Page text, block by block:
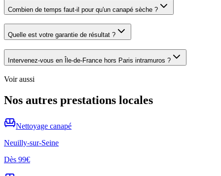
Combien de temps faut-il pour qu'un canapé sèche ?
Quelle est votre garantie de résultat ?
Intervenez-vous en Île-de-France hors Paris intramuros ?
Voir aussi
Nos autres prestations locales
Nettoyage canapé
Neuilly-sur-Seine
Dès 99€